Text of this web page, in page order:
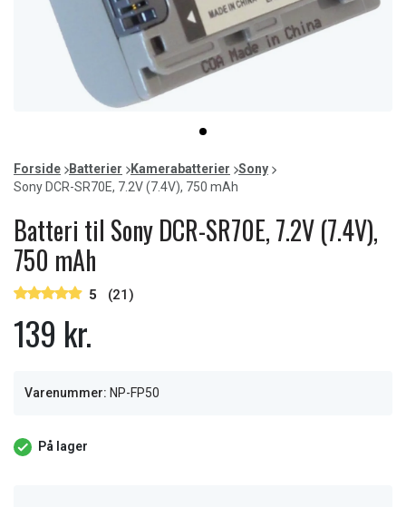
item
0
of
1
Forside Batterier Kamerabatterier
Sony
Sony DCR-SR70E, 7.2V (7.4V), 750 mAh
Batteri til Sony DCR-SR70E, 7.2V (7.4V),
750 mAh
5 (21)
139 kr.
Varenummer: NP-FP50
På lager